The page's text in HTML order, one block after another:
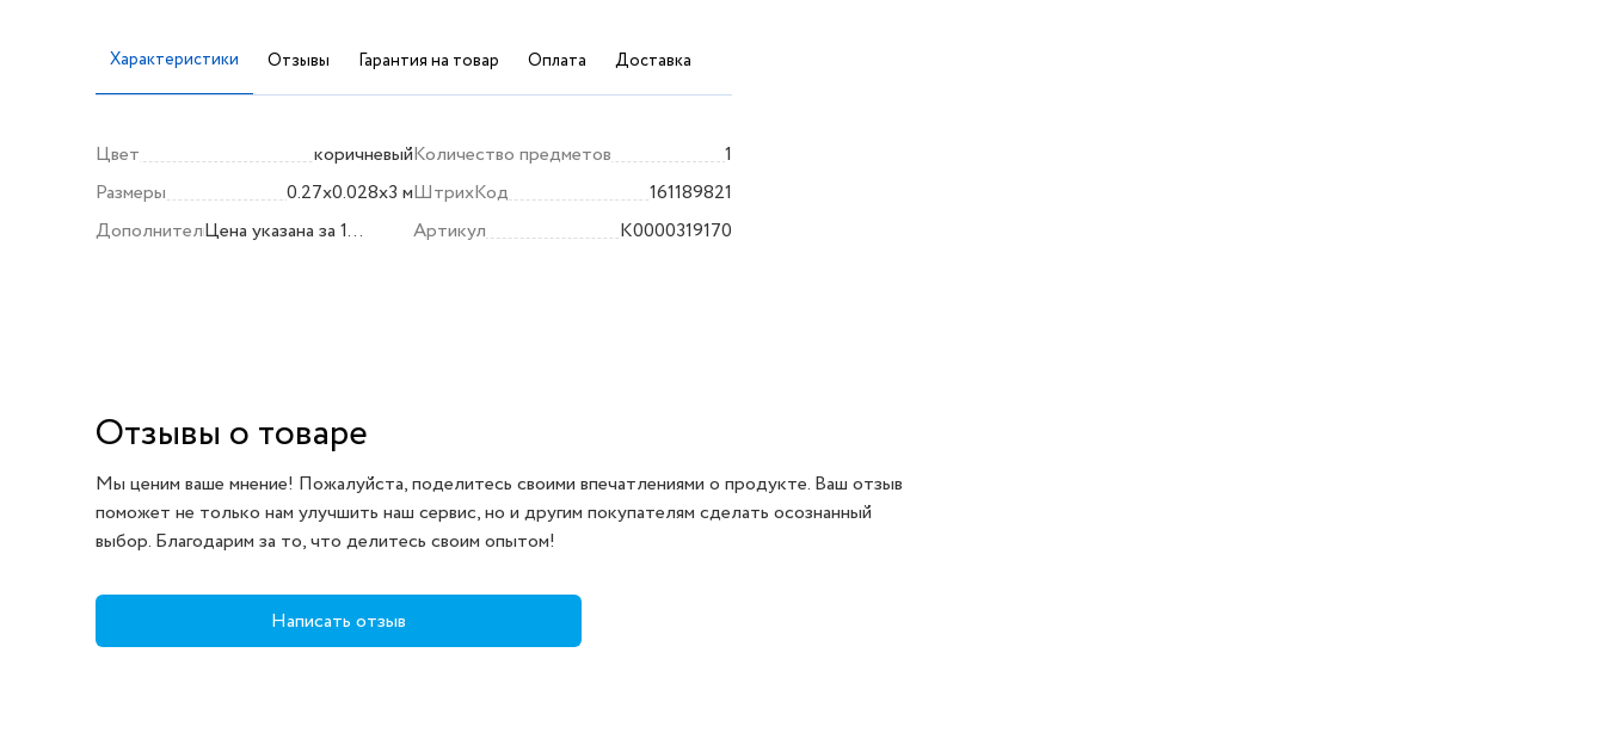
Характеристики Отзывы Гарантия на товар Оплата Доставка
Цвет
коричневый
Размеры
0.27x0.028x3 м
ДополнительноЦена указана за 1
Количество предметов
1
ШтрихКод
161189821
Артикул
K0000319170
Отзывы о товаре
Мы ценим ваше мнение! Пожалуйста, поделитесь своими впечатлениями о продукте. Ваш отзыв
поможет не только нам улучшить наш сервис, но и другим покупателям сделать осознанный
выбор. Благодарим за то, что делитесь своим опытом!
Написать отзыв